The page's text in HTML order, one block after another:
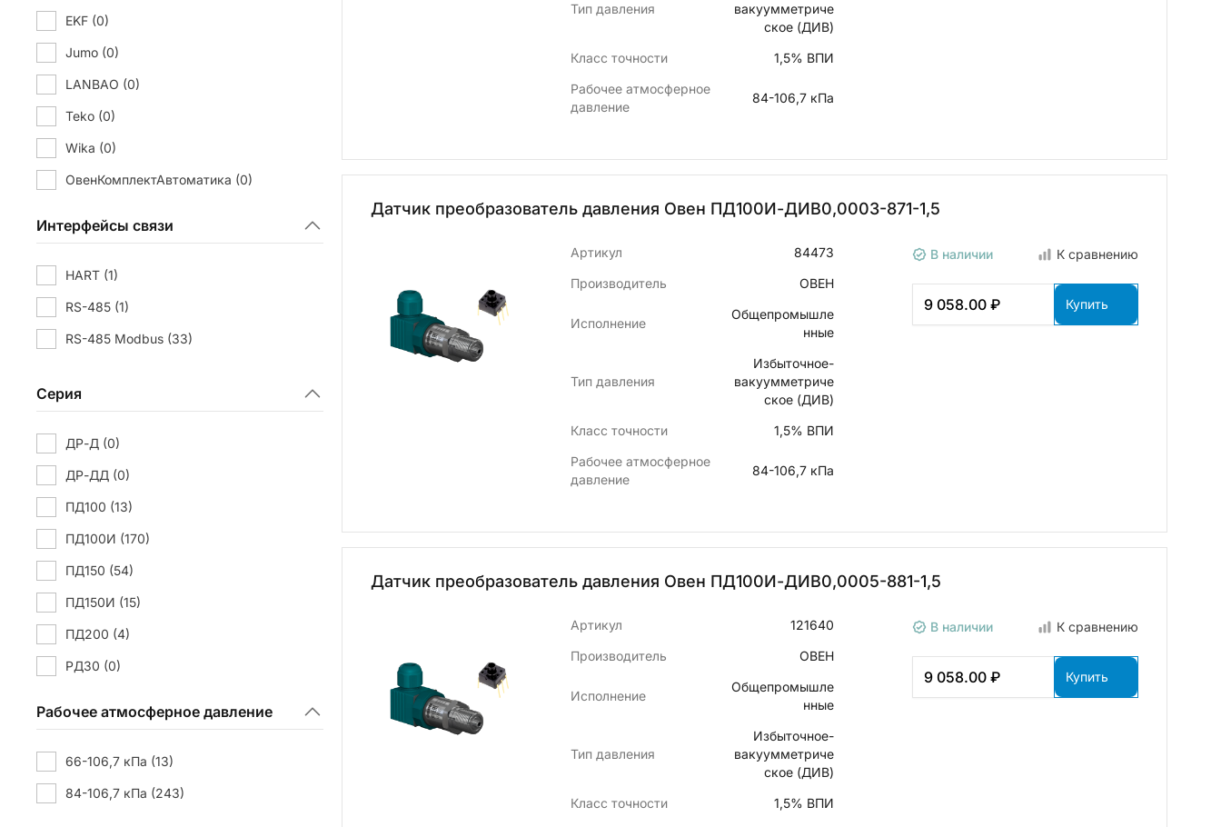
EKF (0)
Jumo (0)
LANBAO (0)
Teko (0)
Wika (0)
ОвенКомплектАвтоматика (0)
Интерфейсы связи
HART (1)
RS-485 (1)
RS-485 Modbus (33)
Серия
ДР-Д (0)
ДР-ДД (0)
ПД100 (13)
ПД100И (170)
ПД150 (54)
ПД150И (15)
ПД200 (4)
РД30 (0)
Рабочее атмосферное давление
66-106,7 кПа (13)
84-106,7 кПа (243)
Тип давления
вакуумметриче
ское (ДИВ)
Класс точности
1,5% ВПИ
Рабочее атмосферное
давление
84-106,7 кПа
Датчик преобразователь давления Овен ПД100И-ДИВ0,0003-871-1,5
Артикул
84473
Производитель
ОВЕН
Исполнение
Общепромышле
нные
Тип давления
Избыточное-
вакуумметриче
ское (ДИВ)
Класс точности
1,5% ВПИ
Рабочее атмосферное
давление
84-106,7 кПа
В наличии К сравнению
9 058.00 ₽ Купить
Датчик преобразователь давления Овен ПД100И-ДИВ0,0005-881-1,5
Артикул
121640
Производитель
ОВЕН
Исполнение
Общепромышле
нные
Тип давления
Избыточное-
вакуумметриче
ское (ДИВ)
Класс точности
1,5% ВПИ
В наличии К сравнению
9 058.00 ₽ Купить